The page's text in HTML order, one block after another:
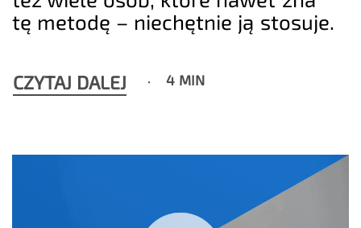
tę metodę – niechętnie ją stosuje.
CZYTAJ DALEJ 4 MIN